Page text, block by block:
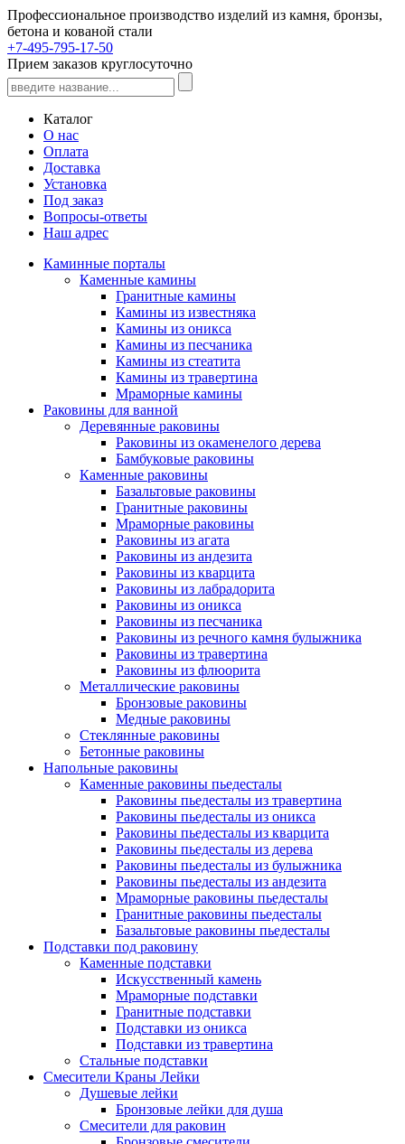
Профессиональное производство изделий из камня, бронзы,
бетона и кованой стали
+7-495-795-17-50
Прием заказов круглосуточно
Каталог
О нас
Оплата
Доставка
Установка
Под заказ
Вопросы-ответы
Наш адрес
Каминные порталы
Каменные камины
Гранитные камины
Камины из известняка
Камины из оникса
Камины из песчаника
Камины из стеатита
Камины из травертина
Мраморные камины
Раковины для ванной
Деревянные раковины
Раковины из окаменелого дерева
Бамбуковые раковины
Каменные раковины
Базальтовые раковины
Гранитные раковины
Мраморные раковины
Раковины из агата
Раковины из андезита
Раковины из кварцита
Раковины из лабрадорита
Раковины из оникса
Раковины из песчаника
Раковины из речного камня булыжника
Раковины из травертина
Раковины из флюорита
Металлические раковины
Бронзовые раковины
Медные раковины
Стеклянные раковины
Бетонные раковины
Напольные раковины
Каменные раковины пьедесталы
Раковины пьедесталы из травертина
Раковины пьедесталы из оникса
Раковины пьедесталы из кварцита
Раковины пьедесталы из дерева
Раковины пьедесталы из булыжника
Раковины пьедесталы из андезита
Мраморные раковины пьедесталы
Гранитные раковины пьедесталы
Базальтовые раковины пьедесталы
Подставки под раковину
Каменные подставки
Искусственный камень
Мраморные подставки
Гранитные подставки
Подставки из оникса
Подставки из травертина
Стальные подставки
Смесители Краны Лейки
Душевые лейки
Бронзовые лейки для душа
Смесители для раковин